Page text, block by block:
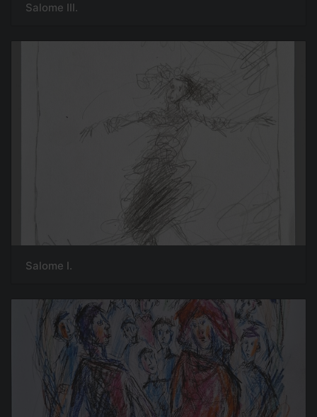
Salome III.
Salome I.